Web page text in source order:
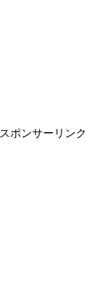
スポンサーリンク